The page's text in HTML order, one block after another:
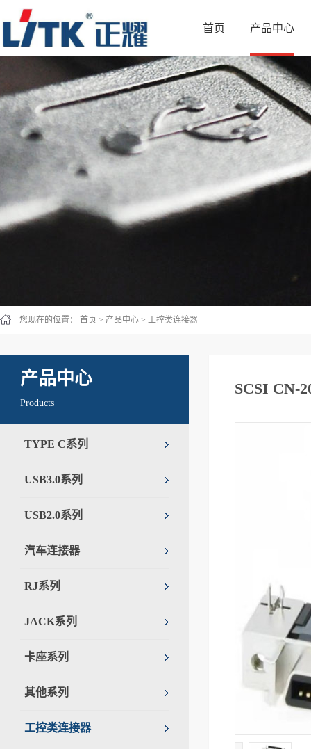
首页 产品中心
您现在的位置： 首页 > 产品中心 > 工控类连接器
产品中心
Products
TYPE C系列
USB3.0系列
USB2.0系列
汽车连接器
RJ系列
JACK系列
卡座系列
其他系列
工控类连接器
SCSI CN-